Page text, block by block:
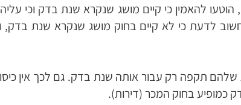
הוטעו להאמין כי קיים מושג שנקרא שנת בדק וכי
לדעת כי לא קיים בחוק מושג שנקרא שנת
שלהם תקפה רק עבור אותה שנת בדק. גם לכך אין
כמופיע בחוק המכר (דירות).